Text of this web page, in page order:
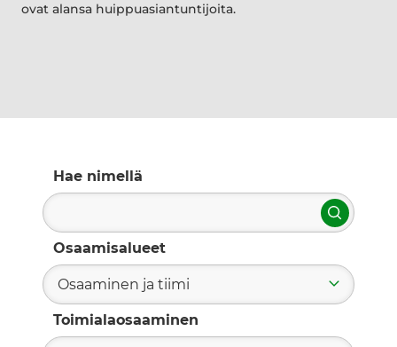
ovat alansa huippuasiantuntijoita.
Hae nimellä
Hae
Osaamisalueet
Osaaminen ja tiimi
Toimialaosaaminen